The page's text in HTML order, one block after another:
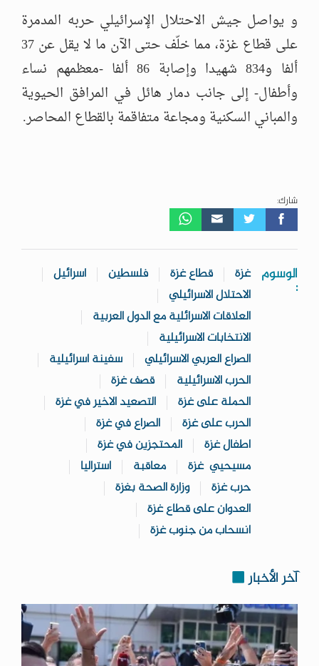
و يواصل جيش الاحتلال الإسرائيلي حربه المدمرة
على قطاع غزة، مما خلّف حتى الآن ما لا يقل عن 37
ألفا و834 شهيدا وإصابة 86 ألفا -معظمهم نساء
وأطفال- إلى جانب دمار هائل في المرافق الحيوية
والمباني السكنية ومجاعة متفاقمة بالقطاع المحاصر.
شارك:
الوسوم
:
غزة قطاع غزة فلسطين
اسرائيل
الاحتلال الاسرائيلي
العلاقات الاسرائلية مع الدول العربية
الانتخابات الاسرائيلية
الصراع العربي الاسرائيلي
سفينة اسرائيلية
الحرب الاسرائيلية
قصف غزة
الحملة على غزة
التصعيد الاخير في غزة
الحرب على غزة
الصراع في غزة
اطفال غزة
المحتجزين في غزة
مسيحيي غزة
معاقبة
استراليا
حرب غزة
وزارة الصحة بغزة
العدوان على قطاع غزة
انسحاب من جنوب غزة
آخر الأخبار